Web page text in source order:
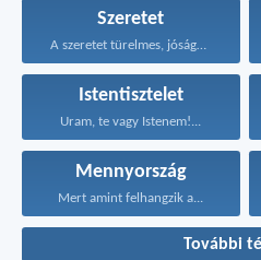
Szeretet
A szeretet türelmes, jóságos...
Istentisztelet
Uram, te vagy Istenem!...
Mennyország
Mert amint felhangzik a...
További